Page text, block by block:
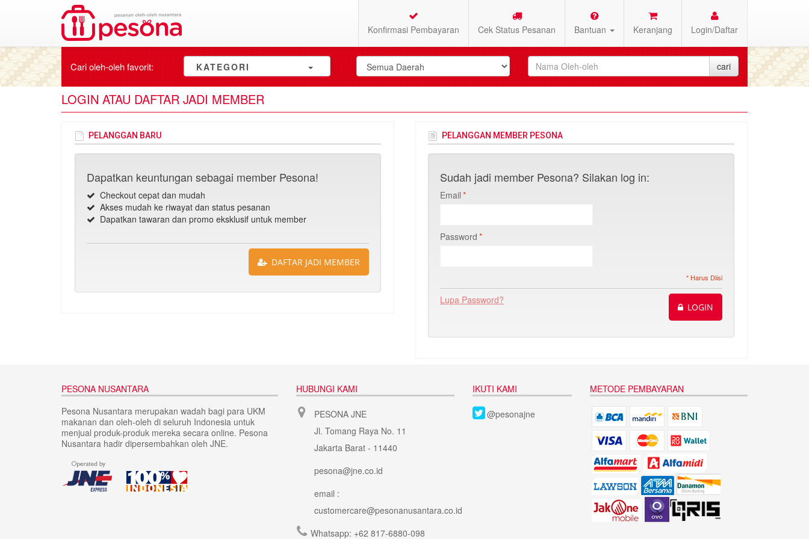
Konfirmasi Pembayaran Cek Status Pesanan Bantuan Keranjang Login/Daftar
Cari oleh-olehfavorit: KATEGORI
LOGIN ATAU DAFTAR JADI MEMBER
PELANGGAN BARU
Dapatkan keuntungan sebagai member Pesona!
Checkout cepat dan mudah
Akses mudah ke riwayat dan status pesanan
Dapatkan tawaran dan promo eksklusif untuk member
DAFTAR JADI MEMBER
PELANGGAN MEMBER PESONA
Sudah jadi member Pesona? Silakan log in:
*
Email
*
Password
* Harus Diisi
Lupa Password?
LOGIN
PESONA NUSANTARA
Pesona Nusantara merupakan wadah bagi para UKM
makanan dan oleh-oleh di seluruh Indonesia untuk
menjual produk-produk mereka secara online. Pesona
Nusantara hadir dipersembahkan oleh JNE.
HUBUNGI KAMI
PESONA JNE
Jl. Tomang Raya No. 11
Jakarta Barat - 11440
pesona@jne.co.id
email :
customercare@pesonanusantara.co.id
Whatsapp: +62 817-6880-098
IKUTI KAMI
@pesonajne
METODE PEMBAYARAN